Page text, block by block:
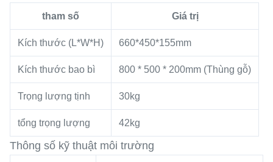
tham số Giá trị
Kích thước (L*W*H) 660*450*155mm
Kích thước bao bì 800 * 500 * 200mm (Thùng gỗ)
Trọng lượng tịnh 30kg
tổng trọng lượng 42kg
Thông số kỹ thuật môi trường